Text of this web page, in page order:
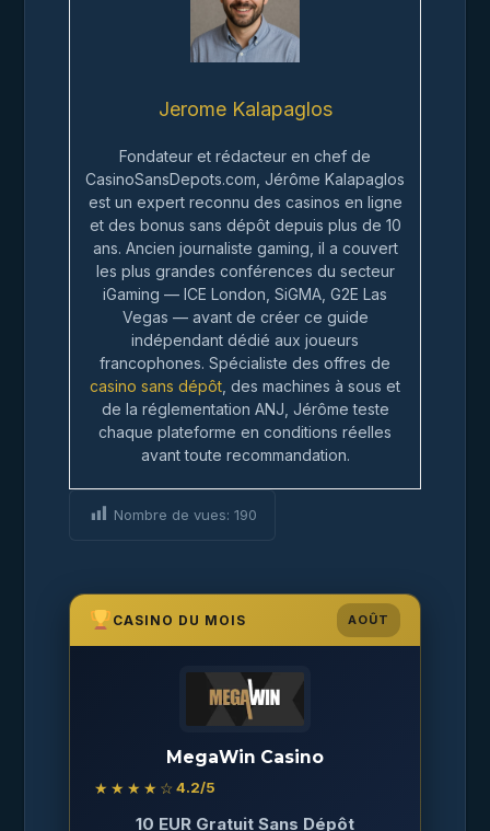
Jerome Kalapaglos
Fondateur et rédacteur en chef de
CasinoSansDepots.com, Jérôme Kalapaglos
est un expert reconnu des casinos en ligne
et des bonus sans dépôt depuis plus de 10
ans. Ancien journaliste gaming, il a couvert
les plus grandes conférences du secteur
iGaming — ICE London, SiGMA, G2E Las
Vegas — avant de créer ce guide
indépendant dédié aux joueurs
francophones. Spécialiste des offres de
casino sans dépôt , des machines à sous et
de la réglementation ANJ, Jérôme teste
chaque plateforme en conditions réelles
avant toute recommandation.
Nombre de vues: 190
CASINO DU MOIS AOÛT
MegaWin Casino
★★★★☆ 4.2/5
10 EUR Gratuit Sans Dépôt